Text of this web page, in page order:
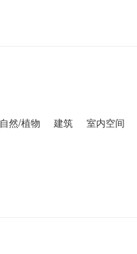
自然/植物 建筑 室内空间